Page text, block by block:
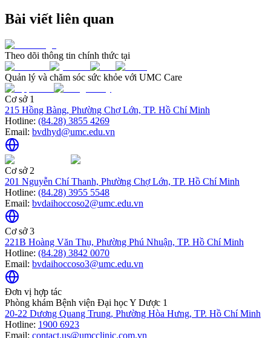
Bài viết liên quan
Theo dõi thông tin chính thức tại
Quản lý và chăm sóc sức khỏe với UMC Care
Cơ sở 1
215 Hồng Bàng, Phường Chợ Lớn, TP. Hồ Chí Minh
Hotline: (84.28) 3855 4269
Email: bvdhyd@umc.edu.vn
Cơ sở 2
201 Nguyễn Chí Thanh, Phường Chợ Lớn, TP. Hồ Chí Minh
Hotline: (84.28) 3955 5548
Email: bvdaihoccoso2@umc.edu.vn
Cơ sở 3
221B Hoàng Văn Thụ, Phường Phú Nhuận, TP. Hồ Chí Minh
Hotline: (84.28) 3842 0070
Email: bvdaihoccoso3@umc.edu.vn
Đơn vị hợp tác
Phòng khám Bệnh viện Đại học Y Dược 1
20-22 Dương Quang Trung, Phường Hòa Hưng, TP. Hồ Chí Minh
Hotline: 1900 6923
Email: contact.us@umcclinic.com.vn